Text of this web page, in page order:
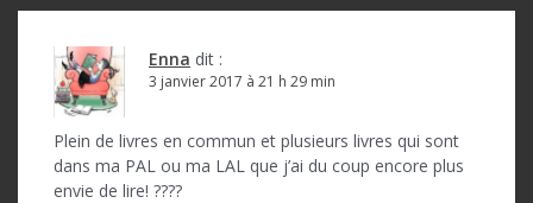
Enna dit :
3 janvier 2017 à 21 h 29 min
Plein de livres en commun et plusieurs livres qui sont
dans ma PAL ou ma LAL que j’ai du coup encore plus
envie de lire! ????